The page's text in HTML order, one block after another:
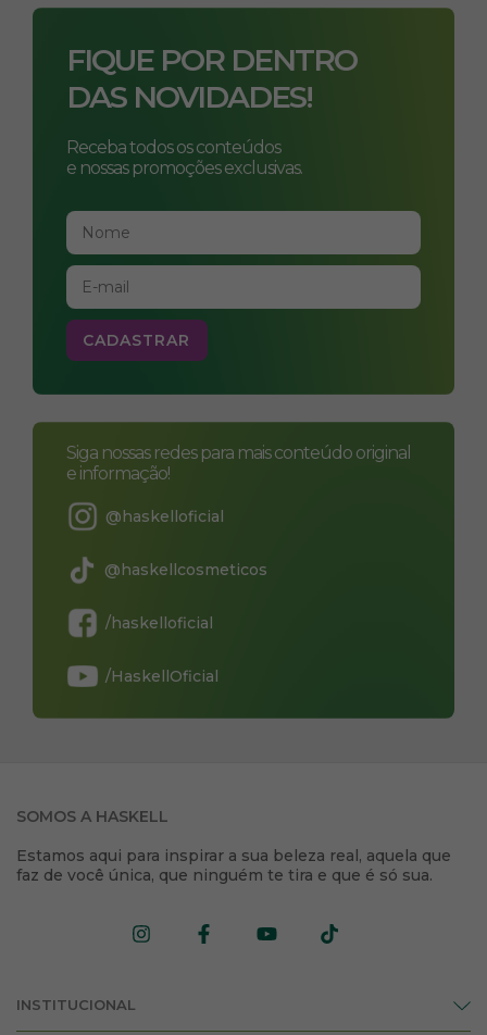
FIQUE POR DENTRO
DAS NOVIDADES!
Receba todos os conteúdos
e nossas promoções exclusivas.
Siga nossas redes para mais conteúdo original
e informação!
@haskelloficial
@haskellcosmeticos
/haskelloficial
/HaskellOficial
SOMOS A HASKELL
Estamos aqui para inspirar a sua beleza real, aquela que
faz de você única, que ninguém te tira e que é só sua.
INSTITUCIONAL